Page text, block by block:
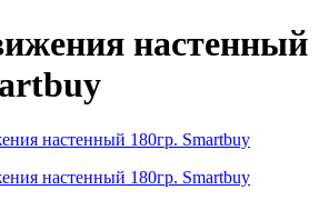
настенный